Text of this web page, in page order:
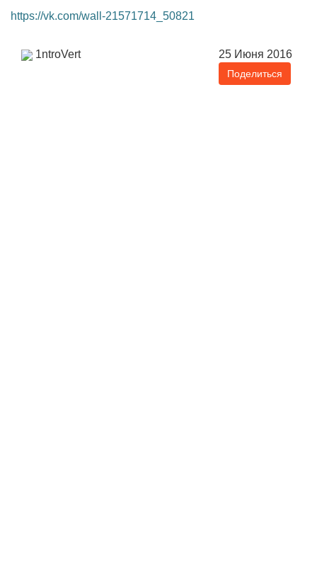
https://vk.com/wall-21571714_50821
1ntroVert 25 Июня 2016
Поделиться